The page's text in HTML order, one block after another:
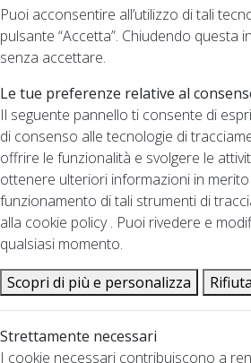
Puoi acconsentire all’utilizzo di tali
pulsante “Accetta”. Chiudendo questa
senza accettare.
Le tue preferenze relative al
Il seguente pannello ti consente di
di consenso alle tecnologie di
offrire le funzionalità e svolgere le
ottenere ulteriori informazioni in merito
funzionamento di tali strumenti di
alla cookie policy . Puoi rivedere e
qualsiasi momento.
Scopri di più e personalizza
Strettamente necessari
I cookie necessari contribuiscono a